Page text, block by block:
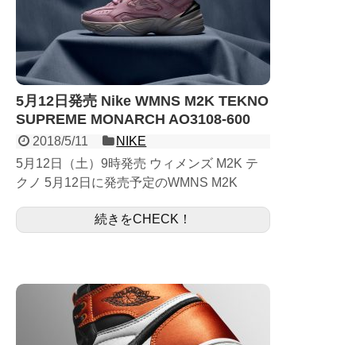
5月12日発売 Nike WMNS M2K TEKNO
SUPREME MONARCH AO3108-600
2018/5/11
NIKE
5月12日（土）9時発売 ウィメンズ M2K テ
クノ 5月12日に発売予定のWMNS M2K
600になります。 国内ではSNKR...
続きをCHECK！